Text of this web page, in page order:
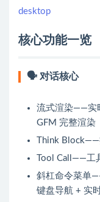
desktop
核心功能一览
🗣️ 对话核心
流式渲染——实
GFM 完整渲染
Think
Tool Call——工
斜杠命令菜单
键盘导航 + 实